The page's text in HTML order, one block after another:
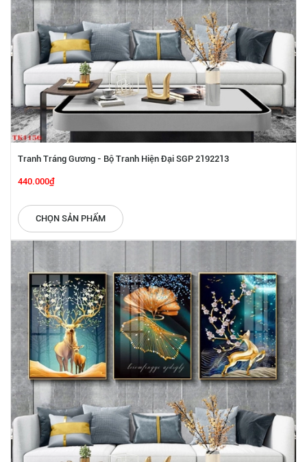
Tranh Tráng Gương - Bộ Tranh Hiện Đại SGP 2192213
440.000₫
CHỌN SẢN PHẨM